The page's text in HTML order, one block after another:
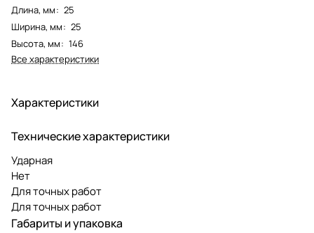
Длина, мм: 25
Ширина, мм: 25
Высота, мм: 146
Все характеристики
Характеристики
Технические характеристики
Ударная
Нет
Для точных работ
Для точных работ
Габариты и упаковка